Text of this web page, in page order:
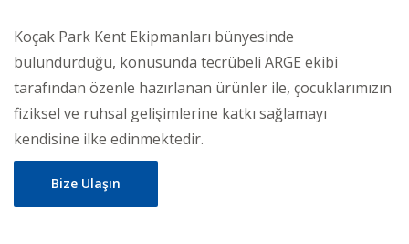
Koçak Park Kent Ekipmanları bünyesinde
bulundurduğu, konusunda tecrübeli ARGE ekibi
tarafından özenle hazırlanan ürünler ile, çocuklarımızın
fiziksel ve ruhsal gelişimlerine katkı sağlamayı
kendisine ilke edinmektedir.
Bize Ulaşın